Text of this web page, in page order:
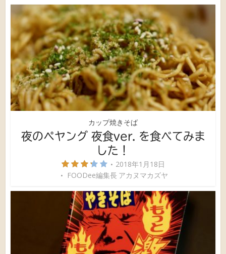
カップ焼きそば
夜のペヤング 夜食ver. を食べてみま
した！
2018年1月18日
FOODee編集長 アカヌマカズヤ